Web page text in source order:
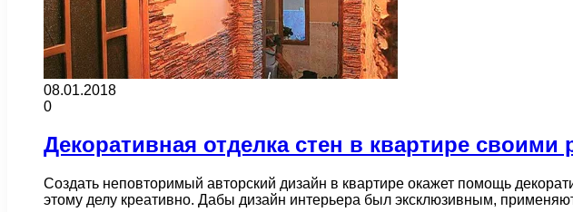
08.01.2018
0
Декоративная отделка стен в квартире своими
Создать неповторимый авторский дизайн в квартире окажет помощь
этому делу креативно. Дабы дизайн интерьера был эксклюзивным,